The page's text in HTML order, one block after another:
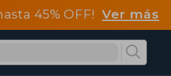
45% OFF!Ver más